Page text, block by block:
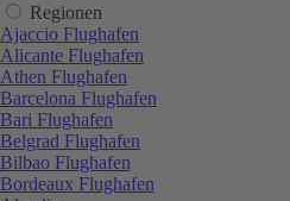
Regionen
Ajaccio Flughafen
Alicante Flughafen
Athen Flughafen
Barcelona Flughafen
Bari Flughafen
Belgrad Flughafen
Bilbao Flughafen
Bordeaux Flughafen